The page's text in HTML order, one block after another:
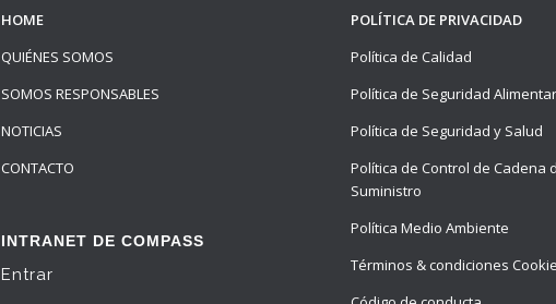
HOME
QUIÉNES SOMOS
SOMOS RESPONSABLES
NOTICIAS
CONTACTO
INTRANET DE COMPASS
Entrar
POLÍTICA DE PRIVACIDAD
Política de Calidad
Política de Seguridad
Política de Seguridad y Salud
Política de Control de Cadena
Suministro
Política Medio Ambiente
Términos & condiciones